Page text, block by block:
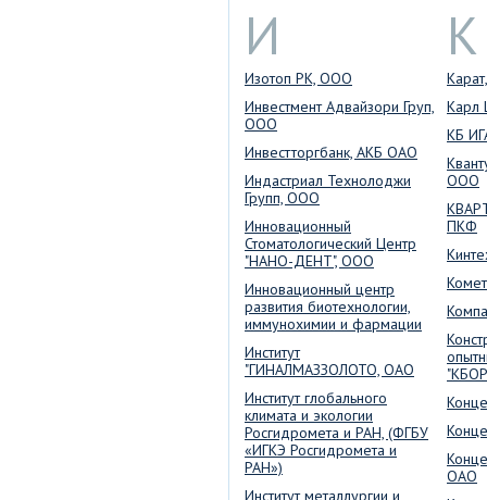
И
Изотоп РК, ООО
Инвестмент Адвайзори Груп,
ООО
Инвестторгбанк, АКБ ОАО
Индастриал Технолоджи
Групп, ООО
Инновационный
Стоматологический Центр
"НАНО-ДЕНТ", ООО
Инновационный центр
развития биотехнологии,
иммунохимии и фармации
Институт
"ГИНАЛМАЗЗОЛОТО, ОАО
Институт глобального
климата и экологии
Росгидромета и РАН, (ФГБУ
«ИГКЭ Росгидромета и
РАН»)
Институт металлургии и
К
Карл
КБ
ООО
ПКФ
ОАО